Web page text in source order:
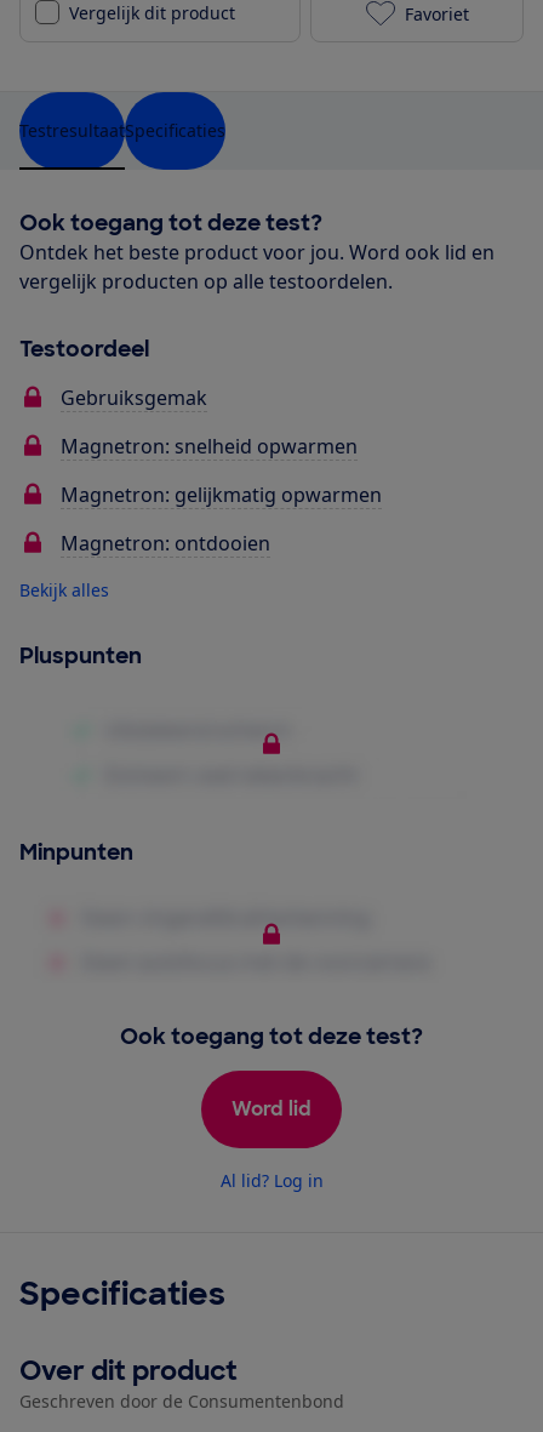
Vergelijk dit product Zanussi
Favoriet
TestresultaatSpecificaties
Ook toegang tot deze test?
Ontdek het beste product voor jou. Word ook lid en
vergelijk producten op alle testoordelen.
Testoordeel
Gebruiksgemak
Magnetron: snelheid opwarmen
Magnetron: gelijkmatig opwarmen
Magnetron: ontdooien
Bekijk alles
Pluspunten
Minpunten
Ook toegang tot deze test?
Word lid
Al lid? Log in
Specificaties
Over dit product
Geschreven door de Consumentenbond